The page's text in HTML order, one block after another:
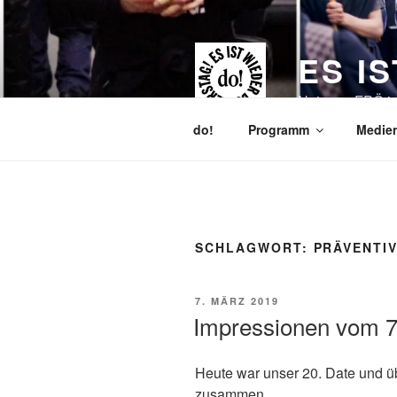
Zum
springen
ES
Nein zur FPÖ
do! Programm
SCHLAGWORT:
VERÖFFENTLICHT
7. MÄRZ 2019
Impressionen vom
Heute war unser 20. Date und